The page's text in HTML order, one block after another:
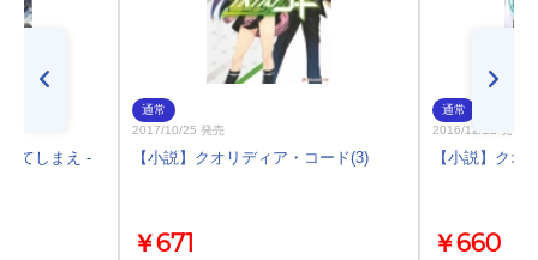
てしまえ -
通常
2017/10/25 発売
【小説】クオリディア・コード(3)
￥671
通常
2016/12/22 発売
【小説】クオ
￥660